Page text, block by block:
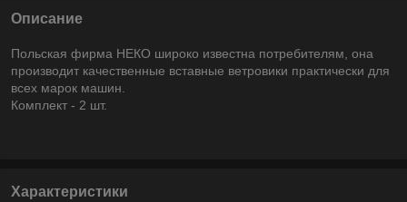
Описание
Польская фирма НЕКО широко известна потребителям, она
производит качественные вставные ветровики практически для
всех марок машин.
Комплект - 2 шт.
Характеристики